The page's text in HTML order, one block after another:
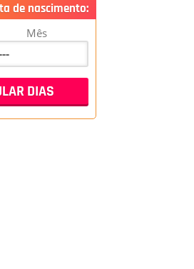
de nascimento:
Mês